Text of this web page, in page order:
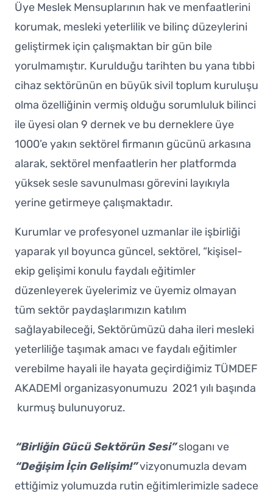
Üye Meslek Mensuplarının hak ve menfaatlerini
korumak, mesleki yeterlilik ve bilinç düzeylerini
geliştirmek için çalışmaktan bir gün bile
yorulmamıştır. Kurulduğu tarihten bu yana tıbbi
cihaz sektörünün en büyük sivil toplum kuruluşu
olma özelliğinin vermiş olduğu sorumluluk bilinci
ile üyesi olan 9 dernek ve bu derneklere üye
1000’e yakın sektörel firmanın gücünü arkasına
alarak, sektörel menfaatlerin her platformda
yüksek sesle savunulması görevini layıkıyla
yerine getirmeye çalışmaktadır.
Kurumlar ve profesyonel uzmanlar ile işbirliği
yaparak yıl boyunca güncel, sektörel, “kişisel-
ekip gelişimi konulu faydalı eğitimler
düzenleyerek üyelerimiz ve üyemiz olmayan
tüm sektör paydaşlarımızın katılım
sağlayabileceği, Sektörümüzü daha ileri mesleki
yeterliliğe taşımak amacı ve faydalı eğitimler
verebilme hayali ile hayata geçirdiğimiz TÜMDEF
AKADEMİ organizasyonumuzu 2021 yılı başında
kurmuş bulunuyoruz.
“Birliğin Gücü Sektörün Sesi”sloganı ve
“Değişim İçin Gelişim!”vizyonumuzla devam
ettiğimiz yolumuzda rutin eğitimlerimizle sadece